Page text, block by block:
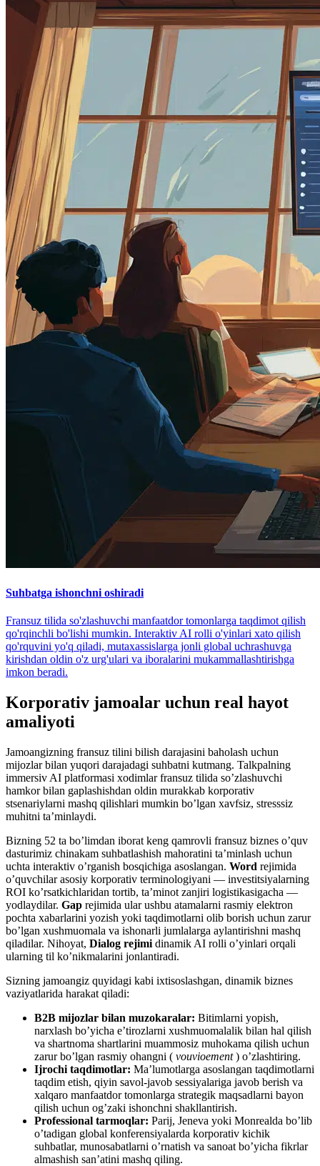
Suhbatga ishonchni oshiradi
Fransuz tilida so'zlashuvchi manfaatdor tomonlarga taqdimot qilish
qo'rqinchli bo'lishi mumkin. Interaktiv AI rolli o'yinlari xato qilish
qo'rquvini yo'q qiladi, mutaxassislarga jonli global uchrashuvga
kirishdan oldin o'z urg'ulari va iboralarini mukammallashtirishga
imkon beradi.
Korporativ jamoalar uchun real hayot
amaliyoti
Jamoangizning fransuz tilini bilish darajasini baholash uchun
mijozlar bilan yuqori darajadagi suhbatni kutmang. Talkpalning
immersiv AI platformasi xodimlar fransuz tilida so’zlashuvchi
hamkor bilan gaplashishdan oldin murakkab korporativ
stsenariylarni mashq qilishlari mumkin bo’lgan xavfsiz, stresssiz
muhitni ta’minlaydi.
Bizning 52 ta bo’limdan iborat keng qamrovli fransuz biznes o’quv
dasturimiz chinakam suhbatlashish mahoratini ta’minlash uchun
uchta interaktiv o’rganish bosqichiga asoslangan. Word rejimida
o’quvchilar asosiy korporativ terminologiyani — investitsiyalarning
ROI ko’rsatkichlaridan tortib, ta’minot zanjiri logistikasigacha —
yodlaydilar. Gap rejimida ular ushbu atamalarni rasmiy elektron
pochta xabarlarini yozish yoki taqdimotlarni olib borish uchun zarur
bo’lgan xushmuomala va ishonarli jumlalarga aylantirishni mashq
qiladilar. Nihoyat, Dialog rejimi dinamik AI rolli o’yinlari orqali
ularning til ko’nikmalarini jonlantiradi.
Sizning jamoangiz quyidagi kabi ixtisoslashgan, dinamik biznes
vaziyatlarida harakat qiladi:
B2B mijozlar bilan muzokaralar: Bitimlarni yopish,
narxlash bo’yicha e’tirozlarni xushmuomalalik bilan hal qilish
va shartnoma shartlarini muammosiz muhokama qilish uchun
zarur bo’lgan rasmiy ohangni ( vouvioement) o’zlashtiring.
Ijrochi taqdimotlar: Ma’lumotlarga asoslangan taqdimotlarni
taqdim etish, qiyin savol-javob sessiyalariga javob berish va
xalqaro manfaatdor tomonlarga strategik maqsadlarni bayon
qilish uchun og’zaki ishonchni shakllantirish.
Professional tarmoqlar: Parij, Jeneva yoki Monrealda bo’lib
o’tadigan global konferensiyalarda korporativ kichik
suhbatlar, munosabatlarni o’rnatish va sanoat bo’yicha fikrlar
almashish san’atini mashq qiling.